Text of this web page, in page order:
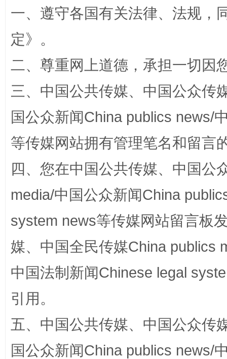
镜头丨大暑三秋近 山西：
如何以同查同治破解风腐交织难题 养老服
一、遵守各国有关法律、法规，
定》。
二、尊重网上道德，承担一切因
三、中国公共传媒、中国公众传
国公众新闻China publics news/
等传媒网站拥有管理笔名和留言
四、您在中国公共传媒、中国公
media/中国公众新闻China
system news等传媒网站留言板
媒、中国全民传媒China publics
中国法制新闻Chinese legal
引用。
五、中国公共传媒、中国公众传
国公众新闻China publics news/